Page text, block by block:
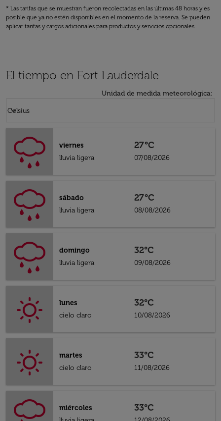
* Las tarifas que se muestran fueron recolectadas en las últimas 48 horas y es
posible que ya no estén disponibles en el momento de la reserva. Se pueden
aplicar tarifas y cargos adicionales para productos y servicios opcionales.
El tiempo en Fort Lauderdale
Unidad de medida meteorológica:
Celsius
keyboard_arrow_down
viernes
lluvia ligera
27°C
07/08/2026
sábado
lluvia ligera
27°C
08/08/2026
domingo
lluvia ligera
32°C
09/08/2026
lunes
cielo claro
32°C
10/08/2026
martes
cielo claro
33°C
11/08/2026
miércoles
33°C